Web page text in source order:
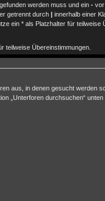
werden muss und ein - vor
getrennt durch
innerhalb einer
ein * als Platzhalter für teilweise
teilweise Übereinstimmungen.
aus, in denen gesucht werden
„Unterforen durchsuchen“ unten